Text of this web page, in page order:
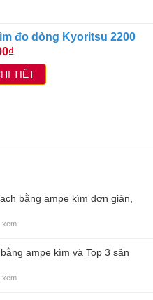
đo dòng Kyoritsu 2200
TIẾT
bằng ampe kìm đơn giản,
xem
ampe kìm và Top 3 sản
xem